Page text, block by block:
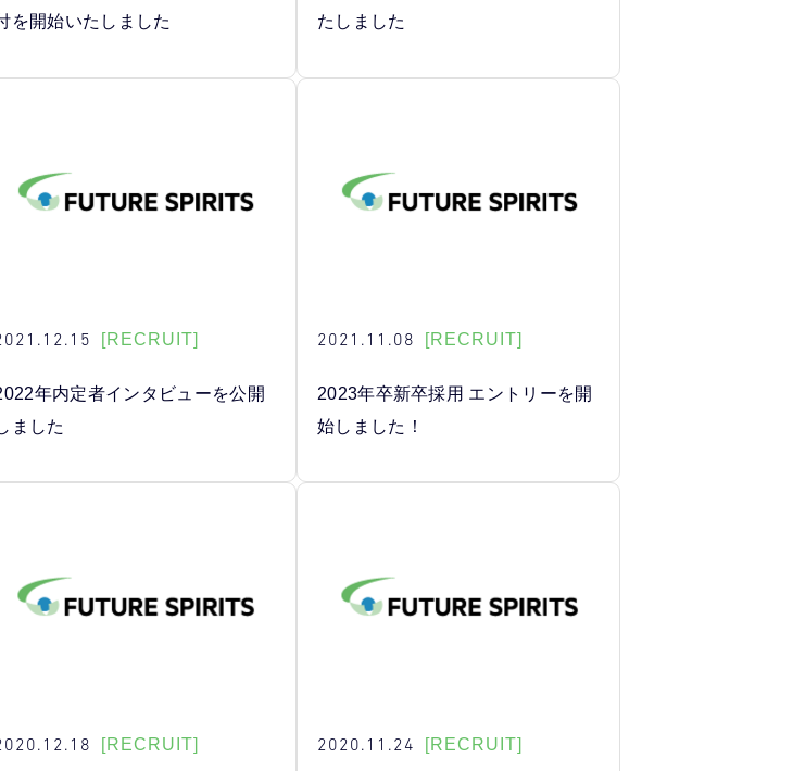
を開始いたしました
たしました
[RECRUIT]
年内定者インタビューを公開
ました
2021.11.08 [RECRUIT]
2023年卒新卒採用 エントリーを開
始しました！
[RECRUIT] 2020.11.24 [RECRUIT]